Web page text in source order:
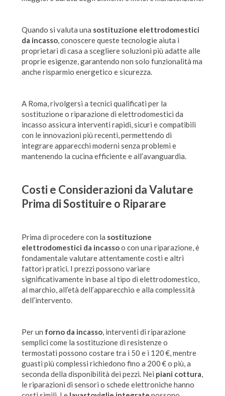
Quando si valuta una sostituzione elettrodomestici
da incasso, conoscere queste tecnologie aiuta i
proprietari di casa a scegliere soluzioni più adatte alle
proprie esigenze, garantendo non solo funzionalità ma
anche risparmio energetico e sicurezza.
A Roma, rivolgersi a tecnici qualificati per la
sostituzione o riparazione di elettrodomestici da
incasso assicura interventi rapidi, sicuri e compatibili
con le innovazioni più recenti, permettendo di
integrare apparecchi moderni senza problemi e
mantenendo la cucina efficiente e all’avanguardia.
Costi e Considerazioni da Valutare
Prima di Sostituire o Riparare
Prima di procedere con la sostituzione
elettrodomestici da incassoo con una riparazione, è
fondamentale valutare attentamente costi e altri
fattori pratici. I prezzi possono variare
significativamente in base al tipo di elettrodomestico,
al marchio, all’età dell’apparecchio e alla complessità
dell’intervento.
Per un forno da incasso, interventi di riparazione
semplici come la sostituzione di resistenze o
termostati possono costare tra i 50 e i 120 €, mentre
guasti più complessi richiedono fino a 200 € o più, a
seconda della disponibilità dei pezzi. Nei piani cottura
le riparazioni di sensori o schede elettroniche hanno